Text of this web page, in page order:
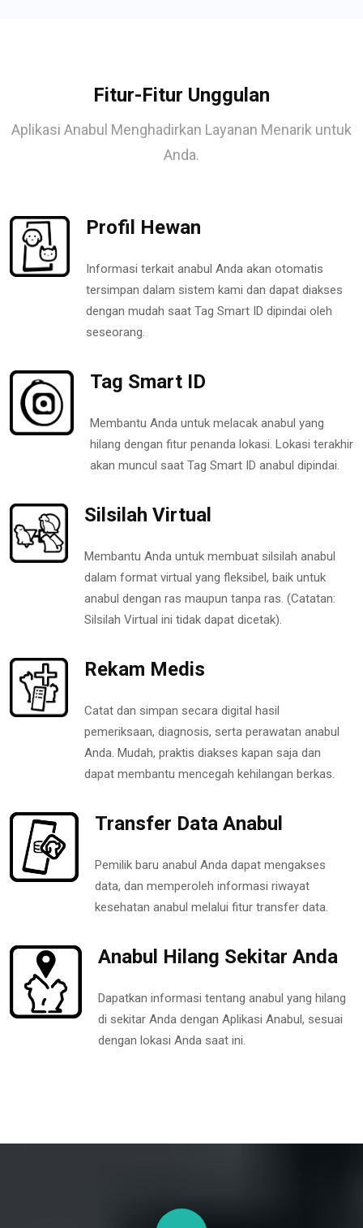
Fitur-Fitur Unggulan
Aplikasi Anabul Menghadirkan Layanan Menarik untuk
Anda.
Profil Hewan
Informasi terkait anabul Anda akan otomatis
tersimpan dalam sistem kami dan dapat diakses
dengan mudah saat Tag Smart ID dipindai oleh
seseorang.
Tag Smart ID
Membantu Anda untuk melacak anabul yang
hilang dengan fitur penanda lokasi. Lokasi terakhir
akan muncul saat Tag Smart ID anabul dipindai.
Silsilah Virtual
Membantu Anda untuk membuat silsilah anabul
dalam format virtual yang fleksibel, baik untuk
anabul dengan ras maupun tanpa ras. (Catatan:
Silsilah Virtual ini tidak dapat dicetak).
Rekam Medis
Catat dan simpan secara digital hasil
pemeriksaan, diagnosis, serta perawatan anabul
Anda. Mudah, praktis diakses kapan saja dan
dapat membantu mencegah kehilangan berkas.
Transfer Data Anabul
Pemilik baru anabul Anda dapat mengakses
data, dan memperoleh informasi riwayat
kesehatan anabul melalui fitur transfer data.
Anabul Hilang Sekitar Anda
Dapatkan informasi tentang anabul yang hilang
di sekitar Anda dengan Aplikasi Anabul, sesuai
dengan lokasi Anda saat ini.